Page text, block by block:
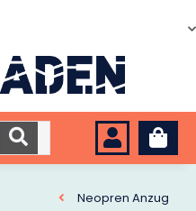
Neopren Anzug